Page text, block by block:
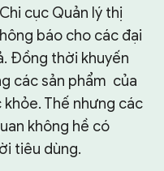
cục Quản lý thị
báo cho các đại
Đồng thời khuyến
các sản phẩm của
Thế nhưng các
không hề có
tiêu dùng.